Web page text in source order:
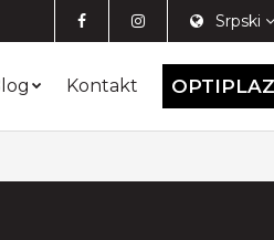
Srpski
Kontakt